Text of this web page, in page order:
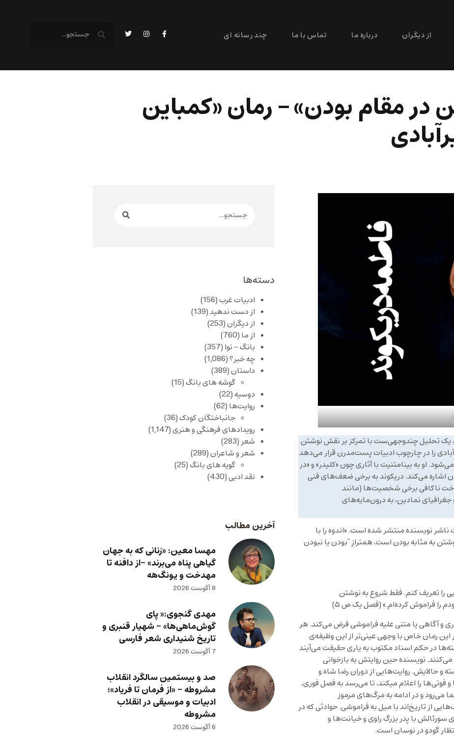
از دیگران درباره ما تماس با ما چند رسانه ای
در مقام بودن» – رمان «کمباین
یک تحلیل چندوجهی‌ست با تمرکز بر نقش نوشتن
را در چارچوب ادبیات پست‌مدرن قرار می‌دهد
او به بینامتنیت با آثاری چون «کلیدر» و «در
اشاره می‌کند. دریکوند به برخی ضعف‌های فنی
ناکافی برخی شخصیت‌ها (مانند
جغرافیای نمادین، به درون‌مایه‌های
ناشر نویسنده منتشر شده است. «اندوه را با
به مثابه بودن است، همترازِ “بودن یا نبودن
را تعریف کنم. فقط شروع به نوشتن
را فراموش کرده‌ام.» (فصل یک ص ۵)
و آگاهی یا متنی علیه فراموشی فرض می‌کند. هر
این رمان خاص با وجهی عینی‌تر از این وظیفه‌‌ی
در حکم اسناد مکتوب به یاری حقیقت می‌آیند
نویسنده حین روایتش به بازخوانی
حالایش. روایت‌هایی از دوران رضا شاه و
پسرش تا روزگار کرونا و تلویزیونی که سر ساعت آمار بستری‌ها و فوتی‌ها را اعلام می‎کند، تا می‌رسد به فصل فوری،
می‌رود و در ادامه به مرگ‌های مرموز
از تاریخ‌اند با میل به فراموشی. حوادثی که در
سورئالش با پدر بزرگ راوی و خیانت‌ها و
گودو در نوسان است.
دسته‌ها
ادبیات غرب(156)
از دست ندهید(139)
از دیگران(253)
از ما (760)
بانگ – نوا (357)
چه خبر؟(1,086)
داستان(389)
گوشه های بانگ(15)
دوسیه(22)
روایت‌ها (62)
جانباختگان کودک(36)
رویدادهای فرهنگی و هنری(1,147)
شعر(283)
شعر و شاعران(289)
گویه های بانگ(25)
نقد ادبی(430)
آخرین مطالب
مهسا معین: «زنانی که به جهان
گیاهی پناه می‌برند» -از دافنه تا
مهدخت و یونگ‌هه
8 آگوست 2026
مهدی گنجوی:« پای
گوش‌ماهی‌ها» – شهیار قنبری و
تاریخ شنیداری شعر فارسی
7 آگوست 2026
صد و بیستمین سالگرد انقلاب
مشروطه – «از فرمان تا فریاد»؛
ادبیات و موسیقی در انقلاب
مشروطه
6 آگوست 2026